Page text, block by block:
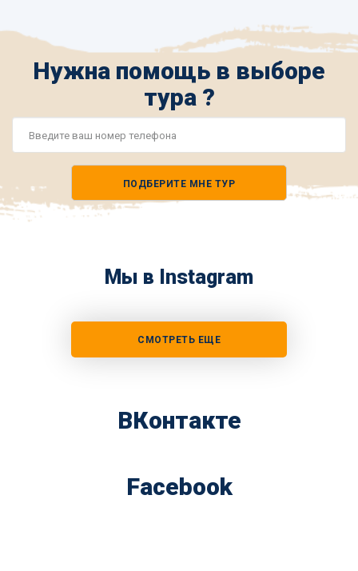
Нужна помощь в выборе
тура ?
ПОДБЕРИТЕ МНЕ ТУР
Мы в Instagram
СМОТРЕТЬ ЕЩЕ
ВКонтакте
Facebook